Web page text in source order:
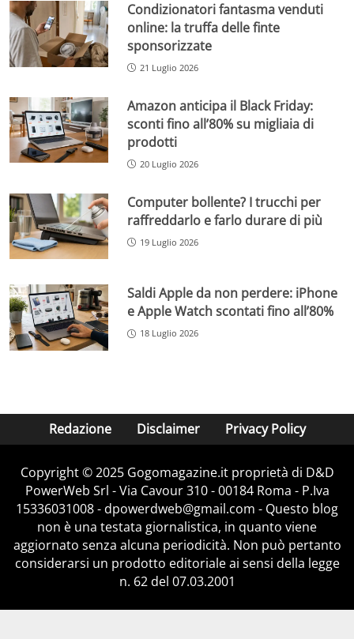
Condizionatori fantasma venduti
online: la truffa delle finte
sponsorizzate
21 Luglio 2026
Amazon anticipa il Black Friday:
sconti fino all’80% su migliaia di
prodotti
20 Luglio 2026
Computer bollente? I trucchi per
raffreddarlo e farlo durare di più
19 Luglio 2026
Saldi Apple da non perdere: iPhone
e Apple Watch scontati fino all’80%
18 Luglio 2026
Redazione Disclaimer Privacy Policy
Copyright © 2025 Gogomagazine.it proprietà di D&D
PowerWeb Srl - Via Cavour 310 - 00184 Roma - P.Iva
15336031008 - dpowerdweb@gmail.com - Questo blog
non è una testata giornalistica, in quanto viene
aggiornato senza alcuna periodicità. Non può pertanto
considerarsi un prodotto editoriale ai sensi della legge
n. 62 del 07.03.2001